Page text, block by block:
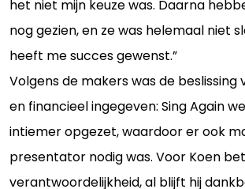
het niet mijn keuze was. Daarna
nog gezien, en ze was helemaal niet
heeft me succes gewenst.”
Volgens de makers was de
en financieel ingegeven: Sing Again
intiemer opgezet, waardoor er ook
presentator nodig was. Voor Koen
verantwoordelijkheid, al blijft hij